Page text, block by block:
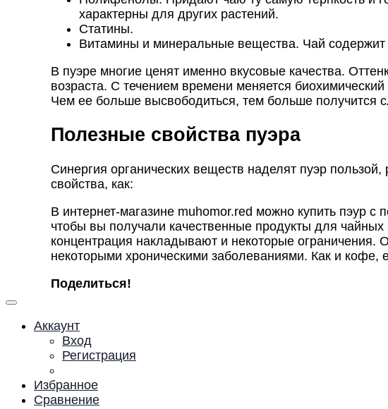
характерны для других растений.
Статины.
Витамины и минеральные вещества. Чай содержит
В пуэре многие ценят именно вкусовые качества.
возраста. С течением времени меняется
Чем ее больше высвободиться, тем больше получится
Полезные свойства пуэра
Синергия органических веществ наделят пуэр
свойства, как:
В интернет-магазине muhomor.red можно купить пэур
чтобы вы получали качественные продукты для
концентрация накладывают и некоторые
некоторыми хроническими заболеваниями. Как и кофе,
Поделиться!
Аккаунт
Вход
Регистрация
Избранное
Сравнение